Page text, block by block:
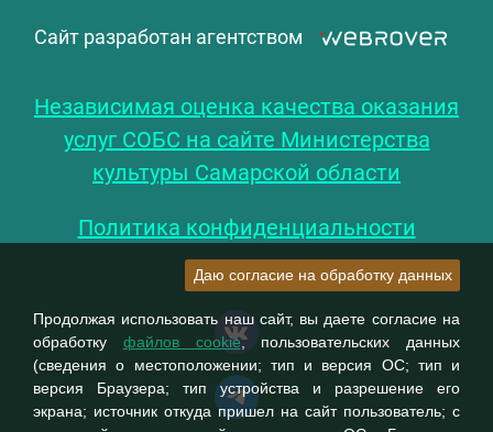
Сайт разработан агентством
Независимая оценка качества оказания
услуг СОБС на сайте Министерства
культуры Самарской области
Политика конфиденциальности
Даю согласие на обработку данных
Продолжая использовать наш сайт, вы даете согласие на
обработку файлов cookie, пользовательских данных
(сведения о местоположении; тип и версия ОС; тип и
версия Браузера; тип устройства и разрешение его
экрана; источник откуда пришел на сайт пользователь; с